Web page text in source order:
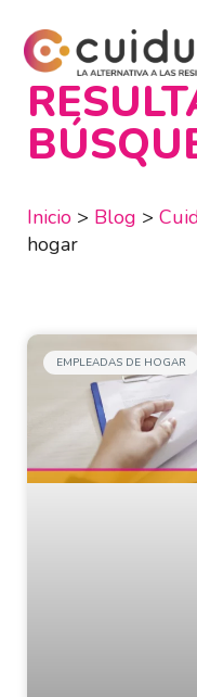
Inicio > Blog >
hogar
EMPLEADAS DE HOGAR